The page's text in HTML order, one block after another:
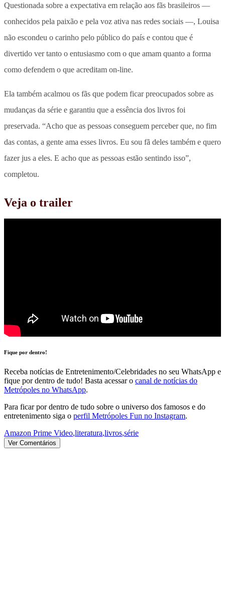
Questionada sobre a expectativa em relação aos fãs brasileiros —
conhecidos pela paixão e pela voz ativa nas redes sociais —, Louisa
não escondeu o carinho pelo público do país e contou que é
divertido ver tanto o entusiasmo com o que amam quanto a forma
como defendem o que acreditam on-line.
Ela também acalmou os fãs que podem ficar preocupados sobre as
mudanças da série e garantiu que a essência dos livros foi
preservada. “Acho que as pessoas conseguem perceber que, no fim
das contas, a gente ama esses livros. Eu sou fã deles também e quero
fazer jus a eles. E acho que as pessoas estão sentindo isso”,
completou.
Veja o trailer
Fique por dentro!
Receba notícias de Entretenimento/Celebridades no seu WhatsApp e
fique por dentro de tudo! Basta acessar o canal de notícias do
Metrópoles no WhatsApp.
Para ficar por dentro de tudo sobre o universo dos famosos e do
entretenimento siga o perfil Metrópoles Fun no Instagram.
Amazon Prime Video,literatura,livros,série
Ver Comentários